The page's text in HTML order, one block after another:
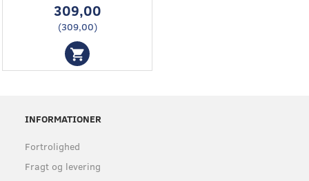
309,00
(309,00)
INFORMATIONER
Fortrolighed
Fragt og levering